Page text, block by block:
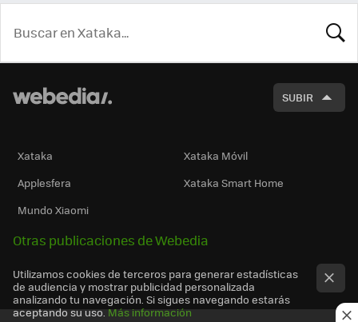
SUBIR
Xataka
Xataka Móvil
Applesfera
Xataka Smart Home
Mundo Xiaomi
Otras publicaciones de Webedia
Utilizamos cookies de terceros para generar estadísticas
de audiencia y mostrar publicidad personalizada
analizando tu navegación. Si sigues navegando estarás
aceptando su uso. Más información